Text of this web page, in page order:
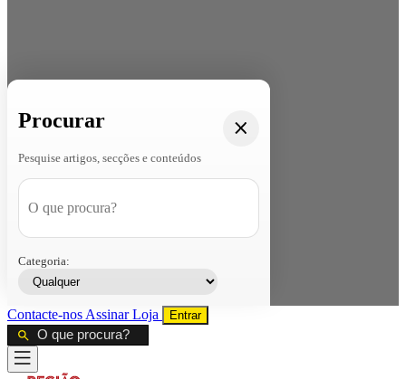
Procurar
Pesquise artigos, secções e conteúdos
Categoria:
Contacte-nos AssinarLoja Entrar